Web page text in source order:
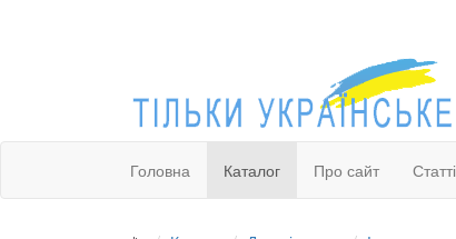
Головна Каталог Про сайт Статті